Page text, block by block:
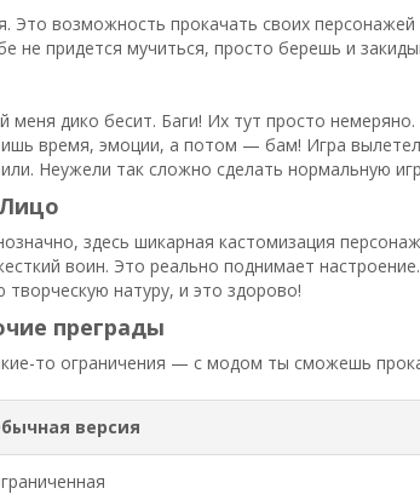
возможность прокачать своих
не придется мучиться, просто берешь и
дико бесит. Баги! Их тут просто
время, эмоции, а потом — бам! Игра
Неужели так сложно сделать нормальную
здесь шикарная кастомизация
воин. Это реально поднимает
натуру, и это здорово!
преграды
то ограничения — с модом ты сможешь
версия